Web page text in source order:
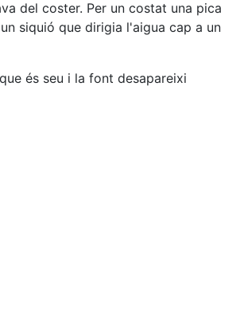
del coster. Per un costat una pica
siquió que dirigia l'aigua cap a un
és seu i la font desapareixi